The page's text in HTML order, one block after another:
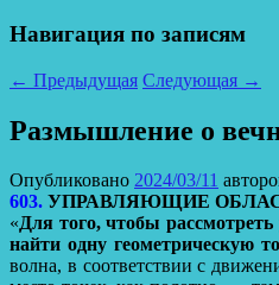
Навигация по записям
← Предыдущая Следующая →
Размышление о
Опубликовано 2024/03/11
603. УПРАВЛЯЮЩИЕ
«Для того, чтобы
найти одну геометрическую
волна, в соответствии с